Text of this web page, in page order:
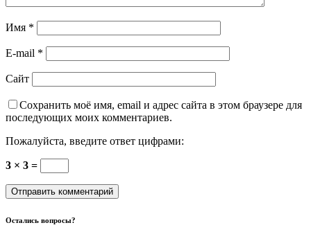
Имя *
E-mail *
Сайт
Сохранить моё имя, email и адрес сайта в этом браузере для
последующих моих комментариев.
Пожалуйста, введите ответ цифрами:
3 × 3 =
Остались вопросы?